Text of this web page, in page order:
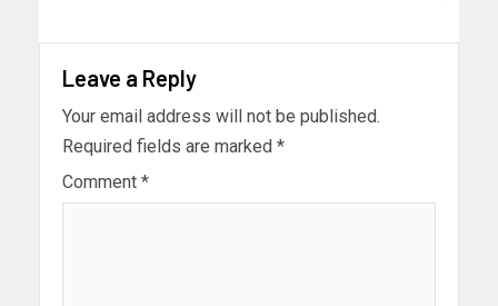
Leave a Reply
Your email address will not be published.
Required fields are marked *
Comment *